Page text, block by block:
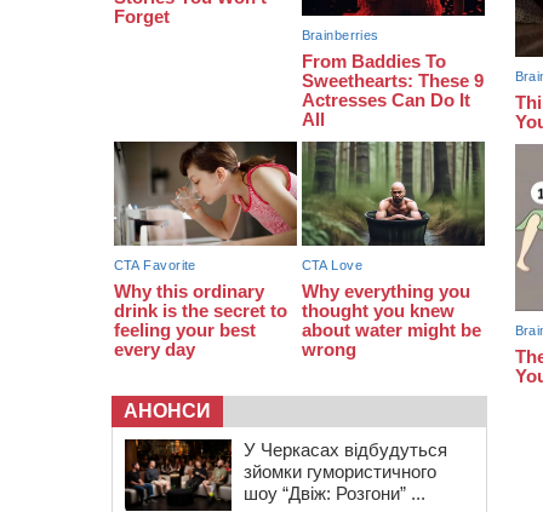
13:26
грози, зливи, град та шквали до 22
АНОНСИ
У Черкасах відбудуться
зйомки гумористичного
шоу “Двіж: Розгони” ...